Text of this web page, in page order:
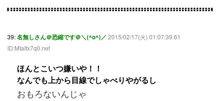
39:名無しさん＠恐縮です＠＼(^o^)／ 2015/02/17(火) 01:07:39.61
ID:MIaItx7q0.net
ほんとこいつ嫌いや！！
なんでも上から目線でしゃべりやがるし
おもろないんじゃ